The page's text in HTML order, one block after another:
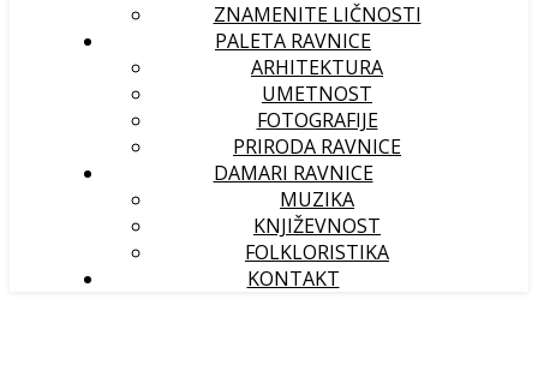
ZNAMENITE LIČNOSTI
PALETA RAVNICE
ARHITEKTURA
UMETNOST
FOTOGRAFIJE
PRIRODA RAVNICE
DAMARI RAVNICE
MUZIKA
KNJIŽEVNOST
FOLKLORISTIKA
KONTAKT